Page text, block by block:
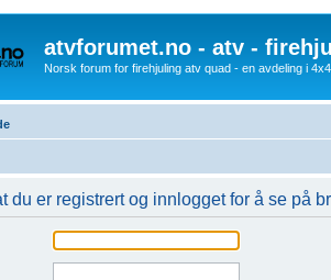
atvforumet.no - atv -
Norsk forum for firehjuling atv quad - en avdeling i
du er registrert og innlogget for å se på